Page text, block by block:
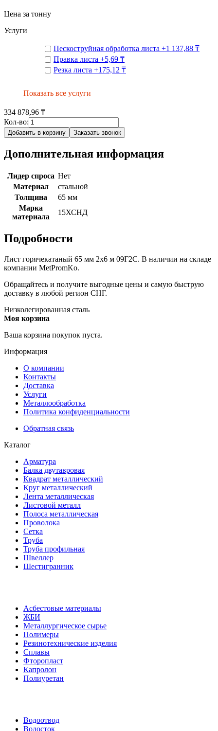
Цена за тонну
Услуги
Пескоструйная обработка листа +1 137,88 ₸
Правка листа +5,69 ₸
Резка листа +175,12 ₸
Показать все услуги
334 878,96 ₸
Кол-во:
Добавить в корзину Заказать звонок
Дополнительная информация
Лидер спроса Нет
Материал
стальной
Толщина
65 мм
Марка
материала
15ХСНД
Подробности
Лист горячекатаный 65 мм 2х6 м 09Г2С. В наличии на складе
компании MetPromKo.
Обращайтесь и получите выгодные цены и самую быструю
доставку в любой регион СНГ.
Низколегированная сталь
Моя корзина
Ваша корзина покупок пуста.
Информация
О компании
Контакты
Доставка
Услуги
Металлообработка
Политика конфиденциальности
Обратная связь
Каталог
Арматура
Балка двутавровая
Квадрат металлический
Круг металлический
Лента металлическая
Листовой металл
Полоса металлическая
Проволока
Сетка
Труба
Труба профильная
Швеллер
Шестигранник
Асбестовые материалы
ЖБИ
Металлургическое сырье
Полимеры
Резинотехнические изделия
Сплавы
Фторопласт
Капролон
Полиуретан
Водоотвод
Водосток